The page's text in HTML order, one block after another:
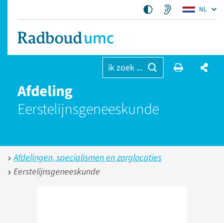
NL
ik zoek ...
Afdeling
Eerstelijns­geneeskunde
Afdelingen, specialismen en zorglocaties
Eerstelijnsgeneeskunde